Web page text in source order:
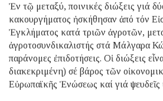
Ἐν τῷ μεταξύ, ποινικές διώξεις γιά
κακουργήματος ἠσκήθησαν ἀπό τόν
Ἐγκλήματος κατά τριῶν ἀγροτῶν,
ἀγροτοσυνδικαλιστής στά Μάλγαρα
παράνομες ἐπιδοτήσεις. Οἱ διώξεις
διακεκριμένη) σέ βάρος τῶν
Εὐρωπαϊκῆς Ἑνώσεως καί γιά ψευδεῖς